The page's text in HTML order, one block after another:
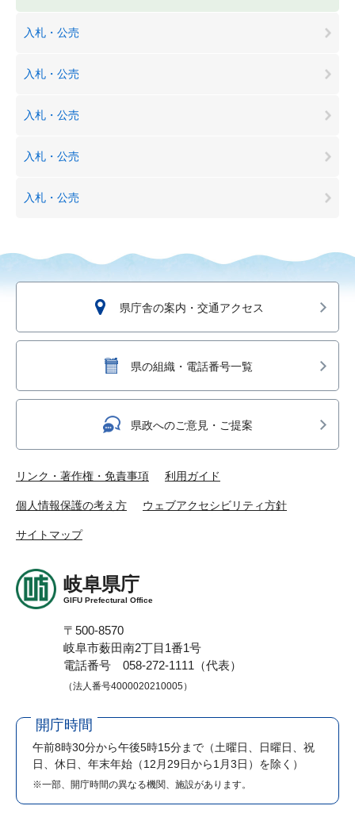
入札・公売
入札・公売
入札・公売
入札・公売
入札・公売
県庁舎の案内・交通アクセス
県の組織・電話番号一覧
県政へのご意見・ご提案
リンク・著作権・免責事項 利用ガイド
個人情報保護の考え方 ウェブアクセシビリティ方針
サイトマップ
岐阜県庁
GIFU Prefectural Office
〒500-8570
岐阜市薮田南2丁目1番1号
電話番号 058-272-1111（代表）
（法人番号4000020210005）
開庁時間
午前8時30分から午後5時15分まで （土曜日、日曜日、祝
日、休日、年末年始（12月29日から1月3日）を除く）
※一部、開庁時間の異なる機関、施設があります。